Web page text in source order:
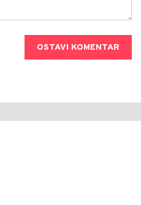
OSTAVI KOMENTAR